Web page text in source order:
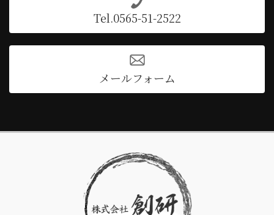
Tel.0565-51-2522
メールフォーム